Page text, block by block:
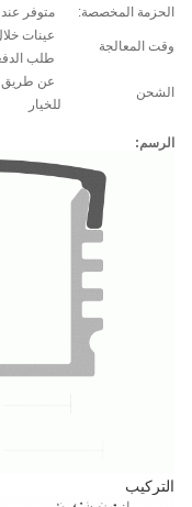
الحزمة المخصصة: متوفر عند
وقت المعالجة
عينات خلال 3 أيام عمل
طلب الدفعة 3-15 يوم عمل عند توفر
الشحن
عن طريق
للخيار
الرسم:
التركيب